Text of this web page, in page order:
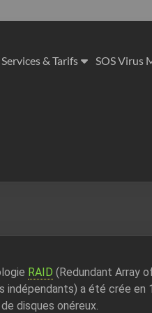
Services & Tarifs SOS Virus
RAID (Redundant Array
indépendants) a été crée
disques onéreux.